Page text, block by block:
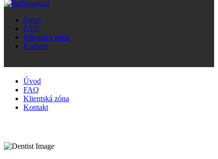
Úvod
FAQ
Klientská zóna
Kontakt
Úvod
FAQ
Klientská zóna
Kontakt